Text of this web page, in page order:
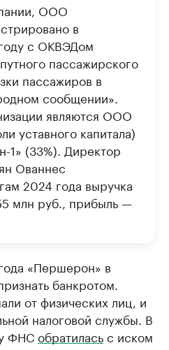
ООО
в
с ОКВЭДом
пассажирского
пассажиров в
сообщении».
являются ООО
уставного капитала)
(33%). Директор
Ованнес
2024 года выручка
млн руб., прибыль —
«Першерон» в
банкротом.
от физических лиц, и
налоговой службы. В
ФНСобратиласьс иском